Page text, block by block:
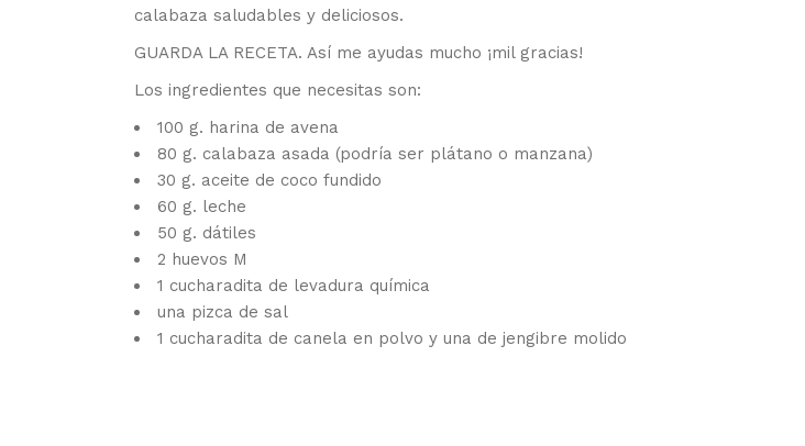
calabaza saludables y deliciosos.
GUARDA LA RECETA. Así me ayudas mucho ¡mil gracias!
Los ingredientes que necesitas son:
100 g. harina de avena
80 g. calabaza asada (podría ser plátano o manzana)
30 g. aceite de coco fundido
60 g. leche
50 g. dátiles
2 huevos M
1 cucharadita de levadura química
una pizca de sal
1 cucharadita de canela en polvo y una de jengibre molido